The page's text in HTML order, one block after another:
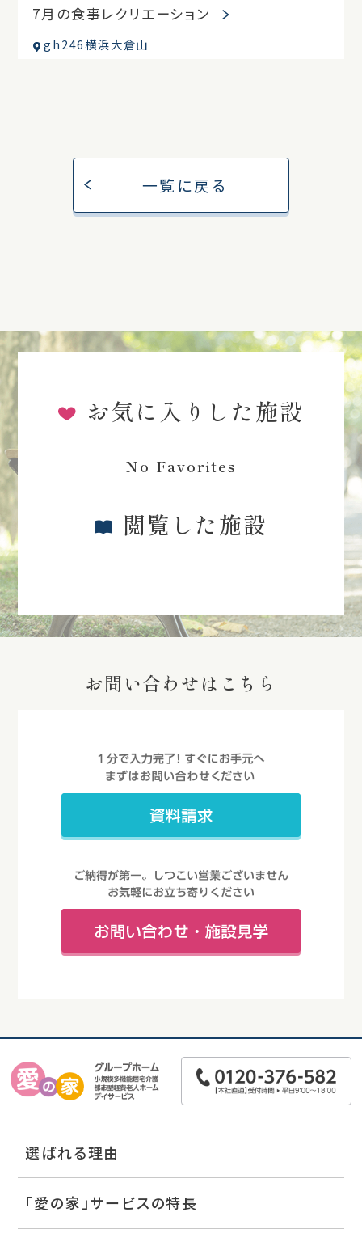
7月の食事レクリエーション
gh246横浜大倉山
一覧に戻る
お気に入りした施設
No Favorites
閲覧した施設
お問い合わせはこちら
選ばれる理由
「愛の家」サービスの特長